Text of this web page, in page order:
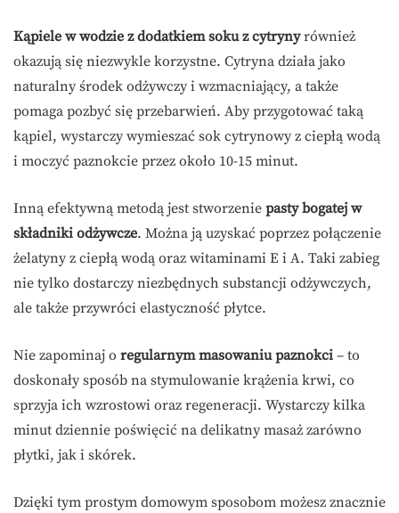
Kąpiele w wodzie z dodatkiem soku z cytrynyrównież
okazują się niezwykle korzystne. Cytryna działa jako
naturalny środek odżywczy i wzmacniający, a także
pomaga pozbyć się przebarwień. Aby przygotować taką
kąpiel, wystarczy wymieszać sok cytrynowy z ciepłą wodą
i moczyć paznokcie przez około 10-15 minut.
Inną efektywną metodą jest stworzenie pasty bogatej w
składniki odżywcze. Można ją uzyskać poprzez połączenie
żelatyny z ciepłą wodą oraz witaminami E i A. Taki zabieg
nie tylko dostarczy niezbędnych substancji odżywczych,
ale także przywróci elastyczność płytce.
Nie zapominaj o regularnym masowaniu paznokci – to
doskonały sposób na stymulowanie krążenia krwi, co
sprzyja ich wzrostowi oraz regeneracji. Wystarczy kilka
minut dziennie poświęcić na delikatny masaż zarówno
płytki, jak i skórek.
Dzięki tym prostym domowym sposobom możesz znacznie